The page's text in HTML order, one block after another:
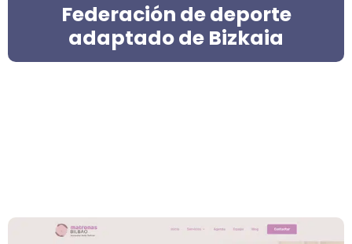
Federación de deporte
adaptado de Bizkaia